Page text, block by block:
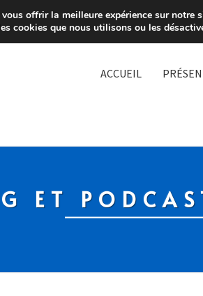
ACCUEIL
ET
offrir la meilleure expérience sur notre
cookies que nous utilisons ou les